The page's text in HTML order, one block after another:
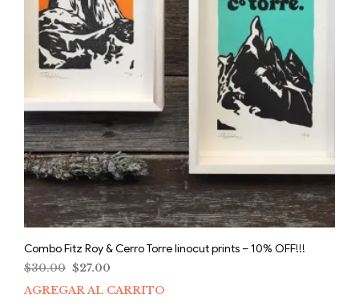
Combo Fitz Roy & Cerro Torre linocut prints – 10% OFF!!!
$30.00 El
original
$27.00
actual
AGREGAR AL CARRITO